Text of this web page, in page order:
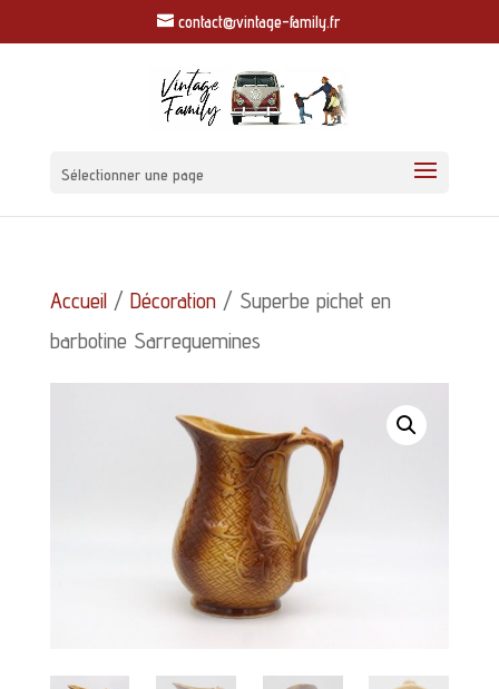
contact@vintage-family.fr
Sélectionner une page
Accueil/ Décoration/ Superbe pichet en
barbotine Sarreguemines